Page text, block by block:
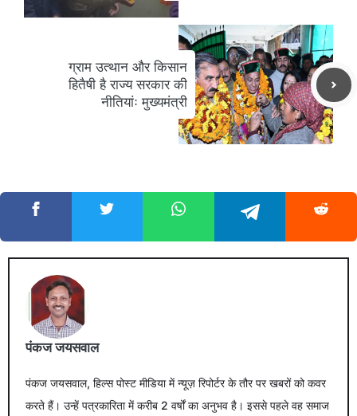
ग्राम उत्थान और किसान
हितैषी है राज्य सरकार की
नीतियांः मुख्यमंत्री
पंकज जयसवाल
पंकज जयसवाल, हिल्स पोस्ट मीडिया में न्यूज़ रिपोर्टर के तौर पर खबरों को कवर
करते हैं। उन्हें पत्रकारिता में करीब 2 वर्षों का अनुभव है। इससे पहले वह समाज